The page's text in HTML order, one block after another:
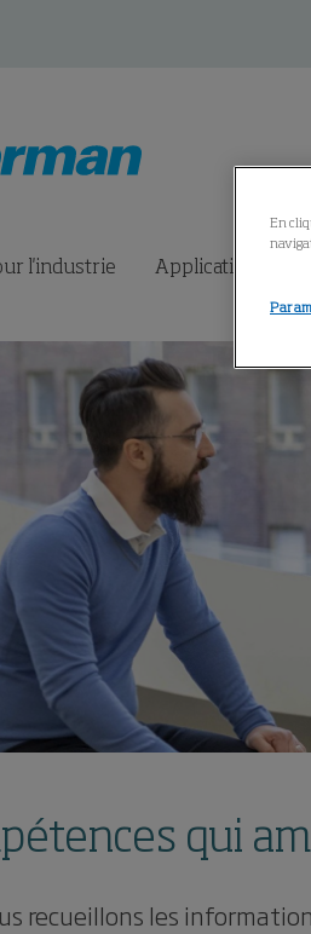
l'industrie Applications
qui
recueillons les
En